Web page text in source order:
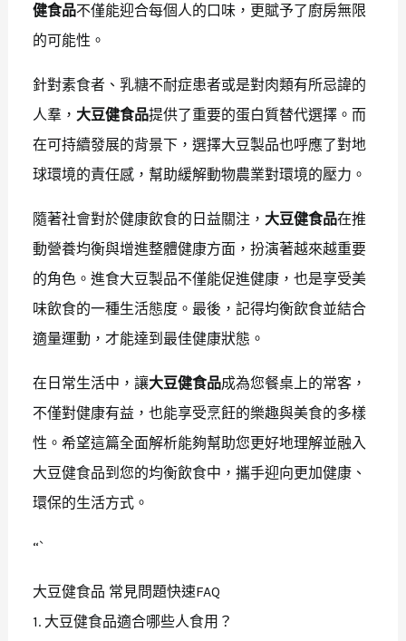
健食品不僅能迎合每個人的口味，更賦予了廚房無限
的可能性。
針對素食者、乳糖不耐症患者或是對肉類有所忌諱的
人羣， 大豆健食品提供了重要的蛋白質替代選擇。而
在可持續發展的背景下，選擇大豆製品也呼應了對地
球環境的責任感，幫助緩解動物農業對環境的壓力。
隨著社會對於健康飲食的日益關注， 大豆健食品在推
動營養均衡與增進整體健康方面，扮演著越來越重要
的角色。進食大豆製品不僅能促進健康，也是享受美
味飲食的一種生活態度。最後，記得均衡飲食並結合
適量運動，才能達到最佳健康狀態。
在日常生活中，讓大豆健食品成為您餐桌上的常客，
不僅對健康有益，也能享受烹飪的樂趣與美食的多樣
性。希望這篇全面解析能夠幫助您更好地理解並融入
大豆健食品到您的均衡飲食中，攜手迎向更加健康、
環保的生活方式。
“`
大豆健食品 常見問題快速FAQ
1. 大豆健食品適合哪些人食用？